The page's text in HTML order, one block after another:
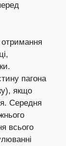
пагона
якщо
Середня
всього